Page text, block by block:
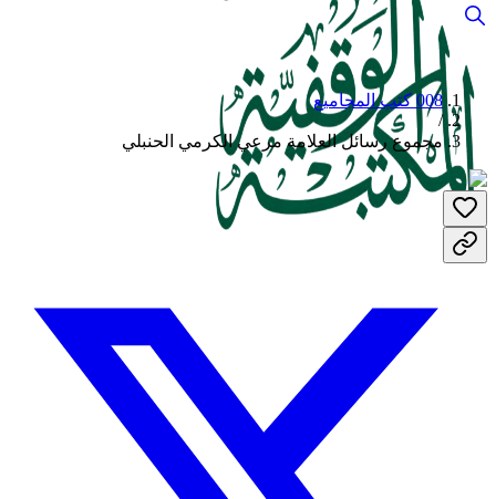
008 كتب المجاميع
/
مجموع رسائل العلامة مرعي الكرمي الحنبلي